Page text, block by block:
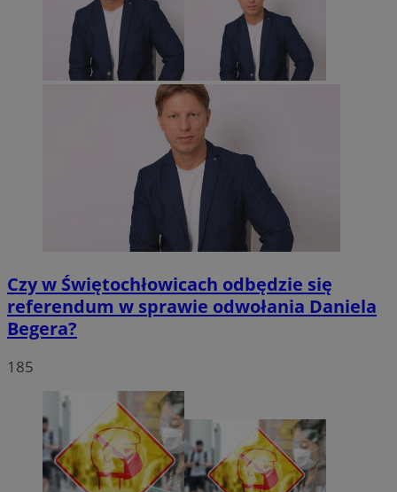
Czy w Świętochłowicach odbędzie się
referendum w sprawie odwołania Daniela
Begera?
185